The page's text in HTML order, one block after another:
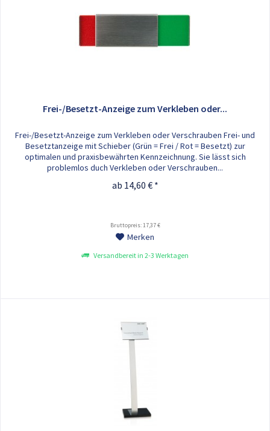
Frei-/Besetzt-Anzeige zum Verkleben oder...
Frei-/Besetzt-Anzeige zum Verkleben oder Verschrauben Frei- und
Besetztanzeige mit Schieber (Grün = Frei / Rot = Besetzt) zur
optimalen und praxisbewährten Kennzeichnung. Sie lässt sich
problemlos duch Verkleben oder Verschrauben...
ab 14,60 € *
Bruttopreis: 17,37 €
Merken
Versandbereit in 2-3 Werktagen